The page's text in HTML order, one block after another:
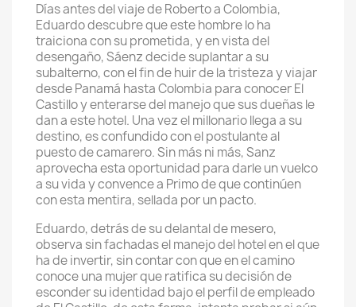
Días antes del viaje de Roberto a Colombia,
Eduardo descubre que este hombre lo ha
traiciona con su prometida, y en vista del
desengaño, Sáenz decide suplantar a su
subalterno, con el fin de huir de la tristeza y viajar
desde Panamá hasta Colombia para conocer El
Castillo y enterarse del manejo que sus dueñas le
dan a este hotel. Una vez el millonario llega a su
destino, es confundido con el postulante al
puesto de camarero. Sin más ni más, Sanz
aprovecha esta oportunidad para darle un vuelco
a su vida y convence a Primo de que continúen
con esta mentira, sellada por un pacto.
Eduardo, detrás de su delantal de mesero,
observa sin fachadas el manejo del hotel en el que
ha de invertir, sin contar con que en el camino
conoce una mujer que ratifica su decisión de
esconder su identidad bajo el perfil de empleado